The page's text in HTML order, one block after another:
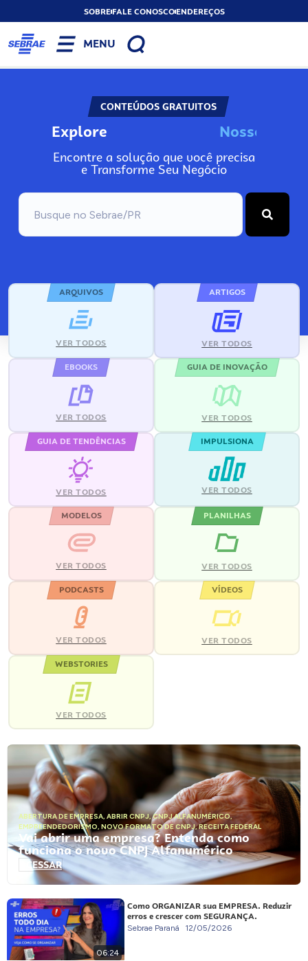
SOBREFALE CONOSCOENDEREÇOS
MENU
CONTEÚDOS GRATUITOS
Explore Nosso
Encontre a solução que você precisa
e Transforme Seu Negócio
ARQUIVOS
VER TODOS
ARTIGOS
VER TODOS
EBOOKS
VER TODOS
GUIA DE INOVAÇÃO
VER TODOS
GUIA DE TENDÊNCIAS
VER TODOS
IMPULSIONA
VER TODOS
MODELOS
VER TODOS
PLANILHAS
VER TODOS
PODCASTS
VER TODOS
VÍDEOS
VER TODOS
WEBSTORIES
VER TODOS
ABERTURA DE EMPRESA, ABRIR CNPJ,CNPJ ALFANUMÉRICO,
EMPREENDEDORISMO, NOVO FORMATO DE CNPJ,RECEITA FEDERAL
Vai abrir uma empresa? Entenda como
funciona o novo CNPJ Alfanumérico
ACESSAR
06:24
Como ORGANIZAR sua EMPRESA. Reduzir
erros e crescer com SEGURANÇA.
Sebrae Paraná 12/05/2026